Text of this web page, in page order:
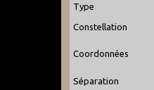
Type
Constellation
Coordonnées
Séparation